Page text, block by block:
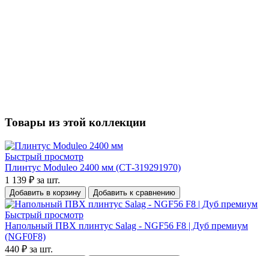
Товары из этой коллекции
Быстрый просмотр
Плинтус Moduleo 2400 мм (СТ-319291970)
1 139 ₽ за шт.
Добавить в корзину Добавить к сравнению
Быстрый просмотр
Напольный ПВХ плинтус Salag - NGF56 F8 | Дуб премиум
(NGF0F8)
440 ₽ за шт.